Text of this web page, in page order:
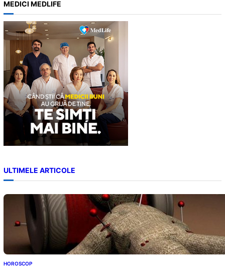
r
c
h
MEDICI MEDLIFE
ULTIMELE ARTICOLE
HOROSCOP